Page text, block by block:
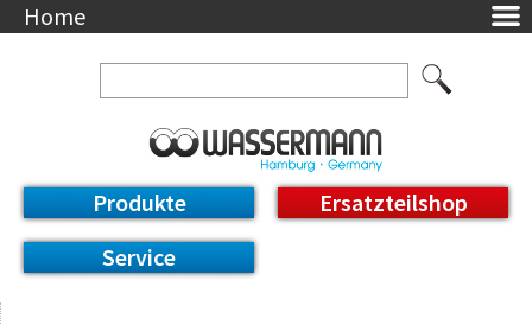
Home
Ansprechpartner
Datenschutzerklärung
Messetermine
Downloads
Feinwerk
Produkte
Ersatzteilshop
Service